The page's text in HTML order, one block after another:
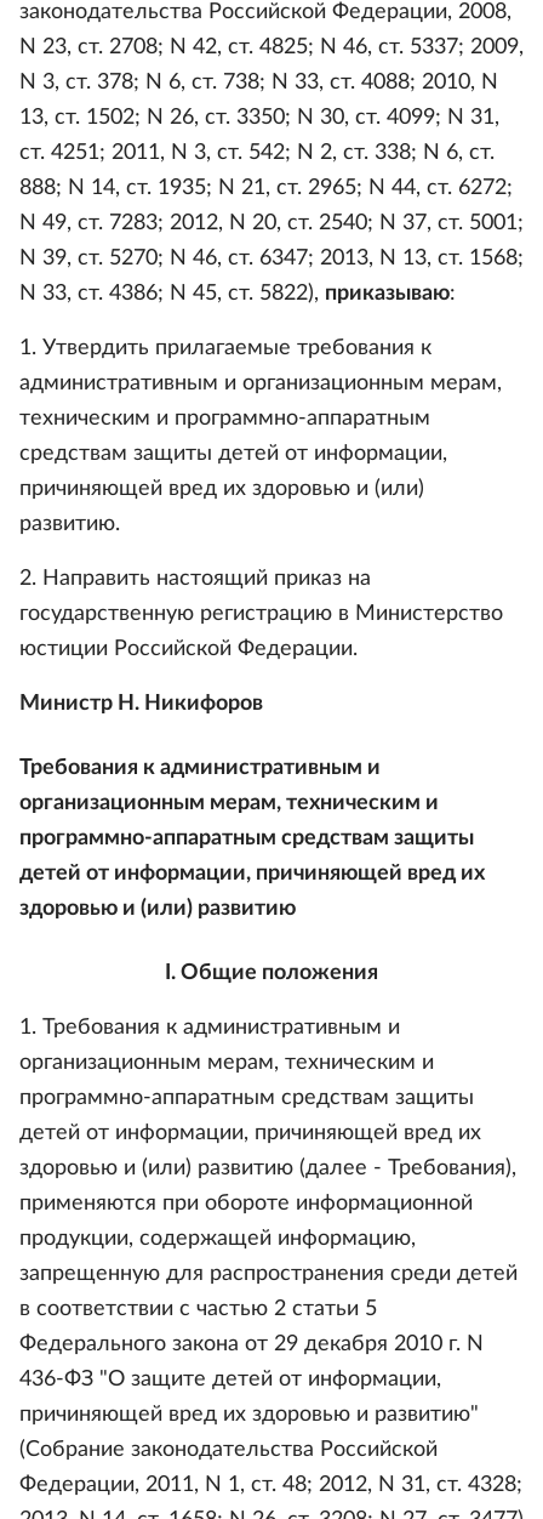
законодательства Российской Федерации, 2008,
N 23, ст. 2708; N 42, ст. 4825; N 46, ст. 5337; 2009,
N 3, ст. 378; N 6, ст. 738; N 33, ст. 4088; 2010, N
13, ст. 1502; N 26, ст. 3350; N 30, ст. 4099; N 31,
ст. 4251; 2011, N 3, ст. 542; N 2, ст. 338; N 6, ст.
888; N 14, ст. 1935; N 21, ст. 2965; N 44, ст. 6272;
N 49, ст. 7283; 2012, N 20, ст. 2540; N 37, ст. 5001;
N 39, ст. 5270; N 46, ст. 6347; 2013, N 13, ст. 1568;
N 33, ст. 4386; N 45, ст. 5822), приказываю:
1. Утвердить прилагаемые требования к
административным и организационным мерам,
техническим и программно-аппаратным
средствам защиты детей от информации,
причиняющей вред их здоровью и (или)
развитию.
2. Направить настоящий приказ на
государственную регистрацию в Министерство
юстиции Российской Федерации.
Министр Н. Никифоров
Требования к административным и
организационным мерам, техническим и
программно-аппаратным средствам защиты
детей от информации, причиняющей вред их
здоровью и (или) развитию
I. Общие положения
1. Требования к административным и
организационным мерам, техническим и
программно-аппаратным средствам защиты
детей от информации, причиняющей вред их
здоровью и (или) развитию (далее - Требования),
применяются при обороте информационной
продукции, содержащей информацию,
запрещенную для распространения среди детей
в соответствии с частью 2 статьи 5
Федерального закона от 29 декабря 2010 г. N
436-ФЗ "О защите детей от информации,
причиняющей вред их здоровью и развитию"
(Собрание законодательства Российской
Федерации, 2011, N 1, ст. 48; 2012, N 31, ст. 4328;